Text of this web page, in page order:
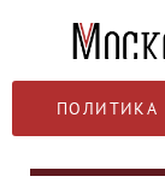
ПОЛИТИКА